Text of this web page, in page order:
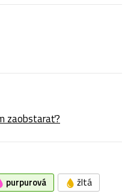
zaobstarať?
purpurová žltá